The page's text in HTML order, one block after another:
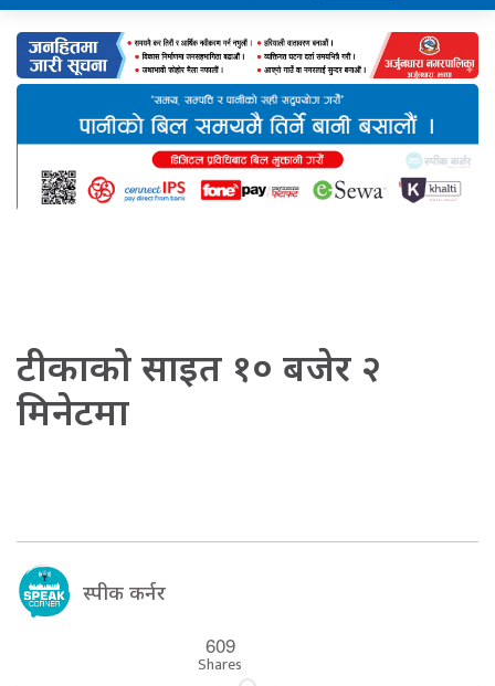
टीकाको साइत १० बजेर २
मिनेटमा
स्पीक कर्नर
609
Shares